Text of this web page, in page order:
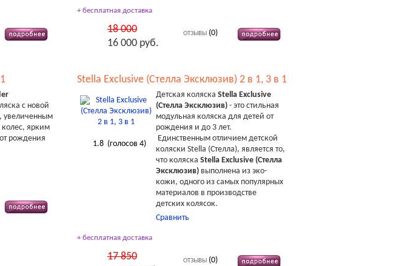
+ бесплатная доставка
18 000
16 000 руб.
ОТЗЫВЫ(0)
с новой
увеличенным
ярким
рождения
Stella Exclusive (Стелла Эксклюзив) 2 в 1, 3 в 1
1.8 (голосов4)
Детская коляска Stella Exclusive
(Стелла Эксклюзив)- это стильная
модульная коляска для детей от
рождения и до 3 лет.
Единственным отличием детской
коляски Stella (Стелла), является то,
что коляска Stella Exclusive (Стелла
Эксклюзив)выполнена из эко-
кожи, одного из самых популярных
материалов в производстве
детских колясок.
Сравнить
+ бесплатная доставка
17 850
ОТЗЫВЫ(0)